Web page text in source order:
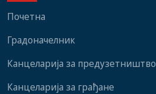
Почетна
Градоначелник
Канцеларија за предузетништво
Канцеларија за грађане